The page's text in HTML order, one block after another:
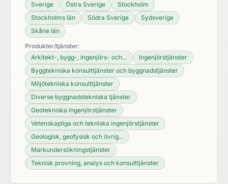
Sverige
Östra Sverige
Stockholm
Stockholms län
Södra Sverige
Sydsverige
Skåne län
Produkter/tjänster:
Arkitekt-, bygg-, ingenjörs- och...
Ingenjörstjänster
Byggtekniska konsulttjänster och byggnadstjänster
Miljötekniska konsulttjänster
Diverse byggnadstekniska tjänster
Geotekniska ingenjörstjänster
Vetenskapliga och tekniska ingenjörstjänster
Geologisk, geofysisk och övrig...
Markundersökningstjänster
Teknisk provning, analys och konsulttjänster